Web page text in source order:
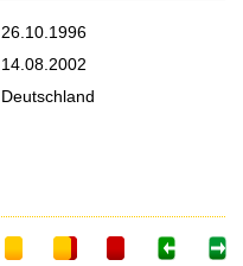
26.10.1996
14.08.2002
Deutschland